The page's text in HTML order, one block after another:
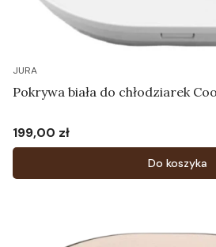
JURA
Pokrywa biała do chłodziarek
Cena
199,00 zł
Do koszyka